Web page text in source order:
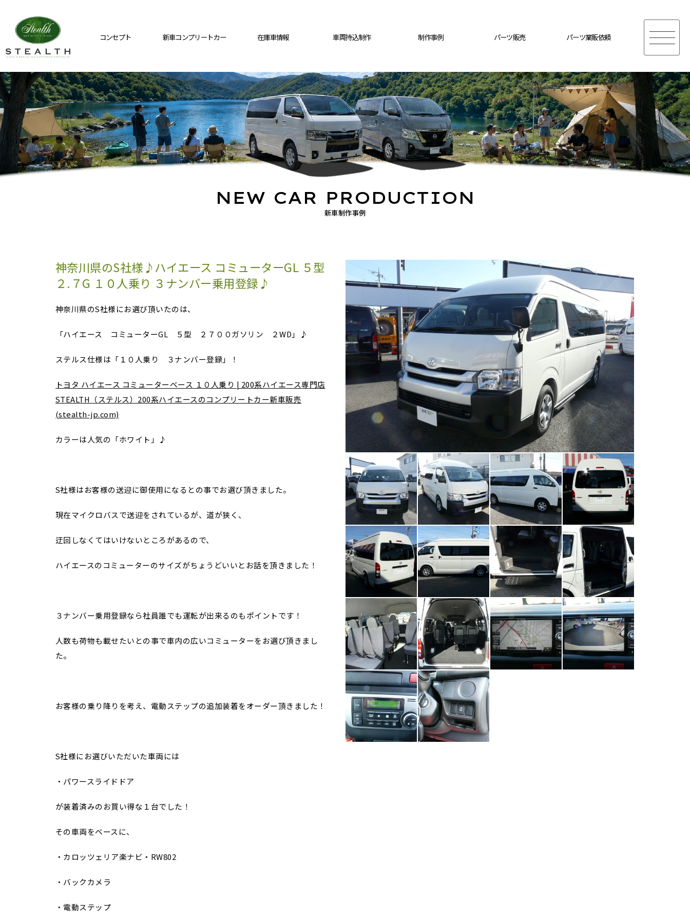
コンセプト 新車コンプリートカー 在庫車情報 車両持込制作 制作事例 パーツ販売 パーツ業販依頼
新車制作事例
NEW CAR PRODUCTION
神奈川県のS社様♪ハイエース コミューターGL ５型
２.７G １０人乗り ３ナンバー乗用登録♪
神奈川県のS社様にお選び頂いたのは、
「ハイエース コミューターGL ５型 ２７００ガソリン ２WD」♪
ステルス仕様は「１０人乗り ３ナンバー登録」！
トヨタ ハイエース コミューターベース １０人乗り | 200系ハイエース専門店
STEALTH（ステルス）200系ハイエースのコンプリートカー新車販売
(stealth-jp.com)
カラーは人気の「ホワイト」♪
S社様はお客様の送迎に御使用になるとの事でお選び頂きました。
現在マイクロバスで送迎をされているが、道が狭く、
迂回しなくてはいけないところがあるので、
ハイエースのコミューターのサイズがちょうどいいとお話を頂きました！
３ナンバー乗用登録なら社員誰でも運転が出来るのもポイントです！
人数も荷物も載せたいとの事で車内の広いコミューターをお選び頂きまし
た。
お客様の乗り降りを考え、電動ステップの追加装着をオーダー頂きました！
S社様にお選びいただいた車両には
・パワースライドドア
が装着済みのお買い得な１台でした！
その車両をベースに、
・カロッツェリア楽ナビ・RW802
・バックカメラ
・電動ステップ